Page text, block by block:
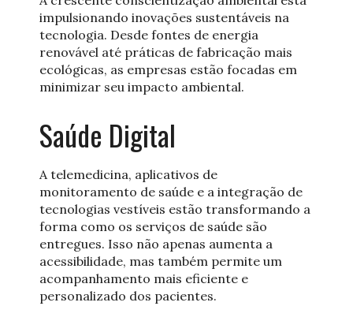
impulsionando inovações sustentáveis na
tecnologia. Desde fontes de energia
renovável até práticas de fabricação mais
ecológicas, as empresas estão focadas em
minimizar seu impacto ambiental.
Saúde Digital
A telemedicina, aplicativos de
monitoramento de saúde e a integração de
tecnologias vestíveis estão transformando a
forma como os serviços de saúde são
entregues. Isso não apenas aumenta a
acessibilidade, mas também permite um
acompanhamento mais eficiente e
personalizado dos pacientes.